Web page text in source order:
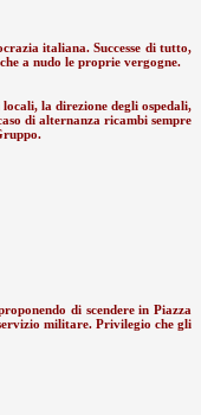
italiana. Successe di tutto,
a nudo le proprie vergogne.
la direzione degli ospedali,
di alternanza ricambi sempre
di scendere in Piazza
militare. Privilegio che gli